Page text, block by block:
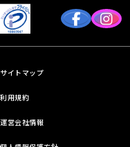
サイトマップ
利用規約
運営会社情報